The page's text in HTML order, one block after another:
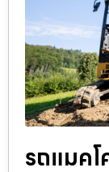
รถแมคโ